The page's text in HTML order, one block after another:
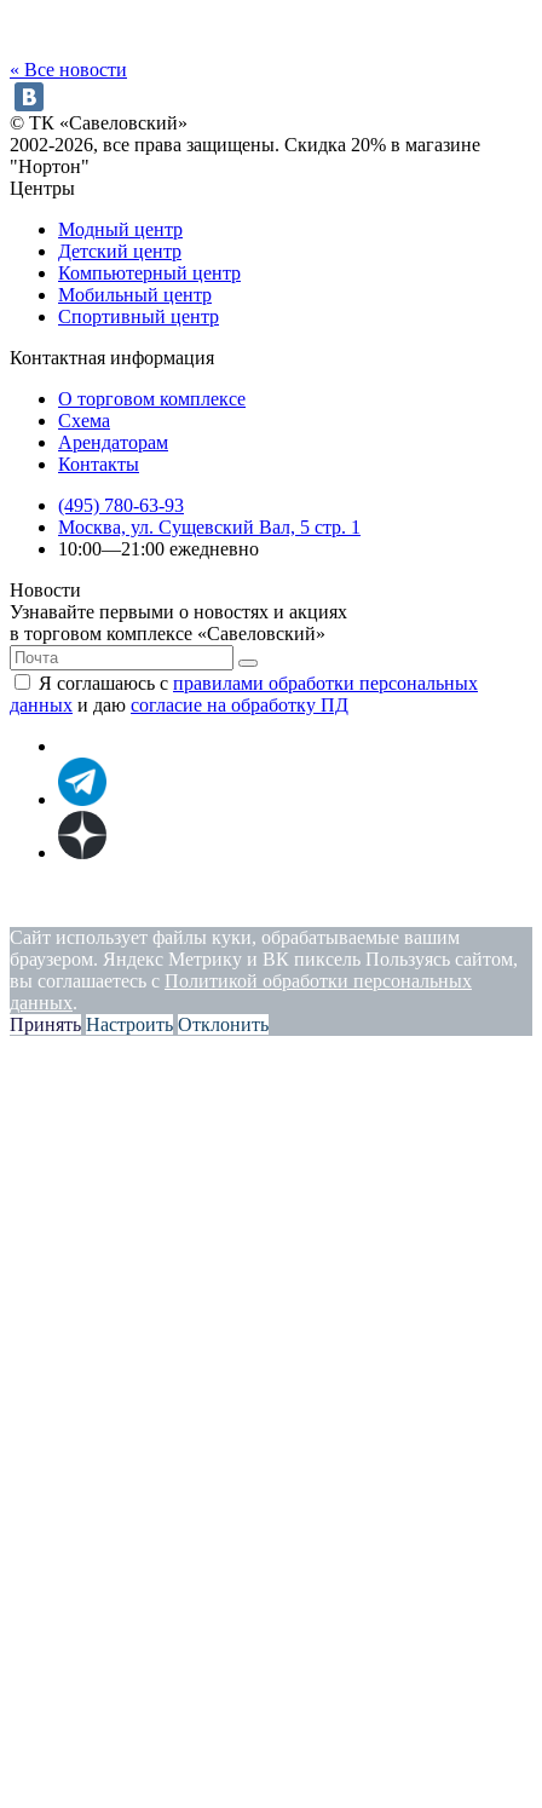
« Все новости
© ТК «Савеловский»
2002-2026, все права защищены. Скидка 20% в магазине
"Нортон"
Центры
Модный центр
Детский центр
Компьютерный центр
Мобильный центр
Спортивный центр
Контактная информация
О торговом комплексе
Схема
Арендаторам
Контакты
(495) 780-63-93
Москва, ул. Сущевский Вал, 5 стр. 1
10:00—21:00 ежедневно
Новости
Узнавайте первыми о новостях и акциях
в торговом комплексе «Савеловский»
Я соглашаюсь с правилами обработки персональных
данных и даю согласие на обработку ПД
Сайт использует файлы куки, обрабатываемые вашим
браузером. Яндекс Метрику и ВК пиксель Пользуясь сайтом,
вы соглашаетесь с Политикой обработки персональных
данных.
Принять Настроить Отклонить